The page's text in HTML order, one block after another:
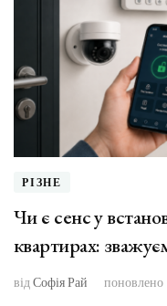
РІЗНЕ
Чи є сенс у
квартирах:
відСофія Рай поновлено